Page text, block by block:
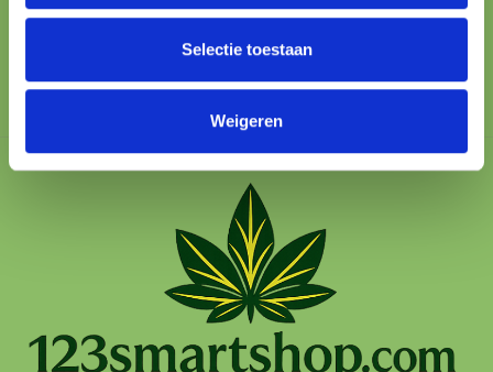
Selectie toestaan
Weigeren
100% SAFE
Protected checkout